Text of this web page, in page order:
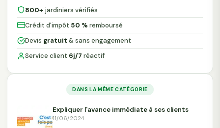
800+ jardiniers vérifiés
Crédit d'impôt 50 % remboursé
Devis gratuit & sans engagement
Service client 6j/7 réactif
DANS LA MÊME CATÉGORIE
Expliquer l'avance immédiate à ses clients
11/06/2024